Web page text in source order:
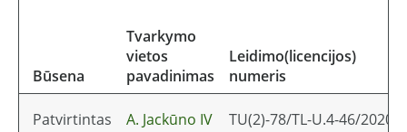
Būsena
Tvarkymo
vietos
pavadinimas
Leidimo(licencijos)
numeris
Patvirtintas A. Jackūno IV TU(2)-78/TL-U.4-46/2020